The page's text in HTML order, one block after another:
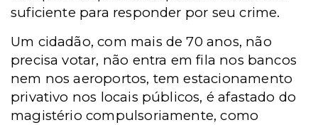
suficiente para responder por seu crime.
Um cidadão, com mais de 70 anos, não
precisa votar, não entra em fila nos bancos
nem nos aeroportos, tem estacionamento
privativo nos locais públicos, é afastado do
magistério compulsoriamente, como